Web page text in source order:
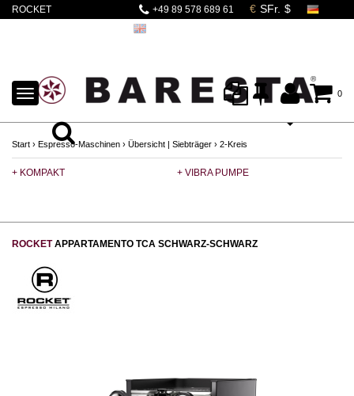
ROCKET
+49 89 578 689 61
0
TOGGLE
NAVIGATION
Start › Espresso-Maschinen › Übersicht | Siebträger › 2-Kreis
+ KOMPAKT + VIBRA PUMPE
ROCKETAPPARTAMENTO TCA SCHWARZ-SCHWARZ